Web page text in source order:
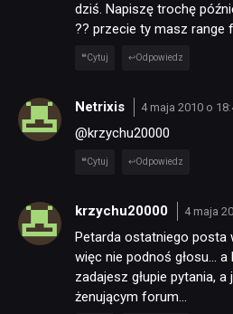
dziś. Napiszę trochę
?? przecie ty masz range
Cytuj Odpowiedz
Netrixis 4 maja 2010 o
@krzychu20000
Cytuj Odpowiedz
krzychu20000 4 maja
Petarda ostatniego posta
więc nie podnoś głosu… a
zadajesz głupie pytania,
żenującym forum…